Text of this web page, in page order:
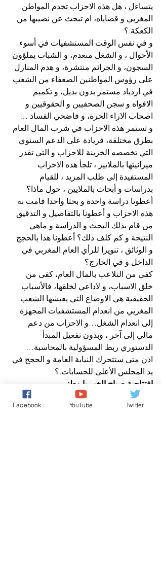
يتساءل ، هل هذه الاحزاب تخدم المواطن
المغربي و قضاياه، ام تبحث عن نصيبها من
الكعكة ؟
و في نفس الوقت المستشفيات في أسوء
الأحوال ، و الشغل منعدم، و الشباب يملؤون
السجون، و الجرائم منتشرة، و هدم المنازل
على رؤوس المواطنين الضعفاء من الشعب
في ازدياد مستمر بدون بديل، و تكميم
الافواه و سجن الصحفيين و الحقوقيين و
اصحاب الاراء الحرة، و فاضحي الفساد …
و تستمر هذه الاحزاب في شرب المال العام
بطرق مختلفة، فزيادة على الدعم السنوي
التي تخصصه الخزينة للاحزاب و التي تقدر
ميزانيتها بالملايير ، تلجأ هذه الاحزاب
المستفيدة إلى طلب المزيد ، للقيام
بدراسات و أبحاث بالملايين ، حول ماذا؟
أعطونا دراسة واحدة و بحثا واحدا قامت به
هذه الاحزاب و أعطونا بالتفاصيل و التدقيق
من قام بذلك البحث و الدراسة و ماهي
النتيجة و كم كلف ذلك؟ أعطونا هذا بالحجج
و الوثائق ، تنويرا للرأي العام المغربي في
الداخل و في الخارج؟
كفى من التلاعب بالمال العام، كفى من
خلق الاسباب، و لاداعي لخلقها، فالأسباب
الحقيقية هي الاوضاع التي يعيشها الشعب
المغربي من انعدام المستشفيات المجهزة
إلى انعدام الشغل…و الاحزاب من دعم
مالي إلى آخر ، وبدون تفعيل المبدأ
الدستوري ربط المسؤولية بالمحاسبة…
اذن متى ستتحرك النيابة العامة و الحجج في
يد المجلس الأعلى للحسابات.؟
افتتاحية صباح الخير يا وطني
عن وكالة صوت المغرب نيوز
افتتاحية صباح الخير يا وطني
Facebook YouTube Twitter